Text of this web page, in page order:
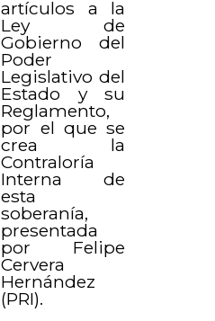
artículos a la
Ley de
Gobierno del
Poder
Legislativo del
Estado y su
Reglamento,
por el que se
crea la
Contraloría
Interna de
esta
soberanía,
presentada
por Felipe
Cervera
Hernández
(PRI).